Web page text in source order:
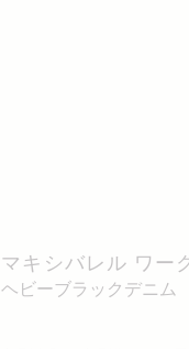
マキシバレル ワー
ヘビーブラックデニム